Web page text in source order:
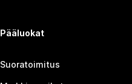
Pääluokat
Suoratoimitus